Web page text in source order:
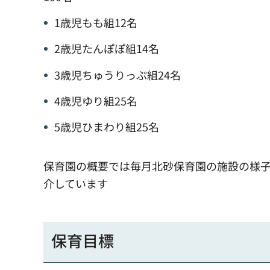
1歳児もも組12名
2歳児たんぽぽ組14名
3歳児ちゅうりっぷ組24名
4歳児ゆり組25名
5歳児ひまわり組25名
保育園の概要では毎月北砂保育園の施設の様
介しています
保育目標